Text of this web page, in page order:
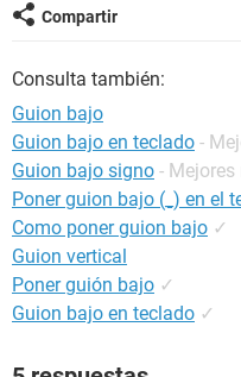
Compartir
Consulta también:
Guion bajo
Guion bajo en teclado -
Guion bajo signo - Mejores
Poner guion bajo (_) en el
Como poner guion bajo ✓
Guion vertical
Poner guión bajo ✓
Guion bajo en teclado ✓